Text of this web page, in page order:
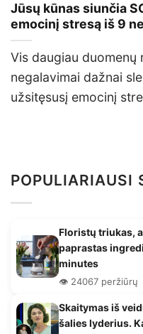
Jūsų kūnas siunčia
emocinį stresą iš 9
Vis daugiau duomenų
negalavimai dažnai
užsitęsusį emocinį
POPULIARIAUSI
Floristų triukas,
paprastas
minutes
👁️ 24067 peržiūrų
Skaitymas iš
šalies lyderius.